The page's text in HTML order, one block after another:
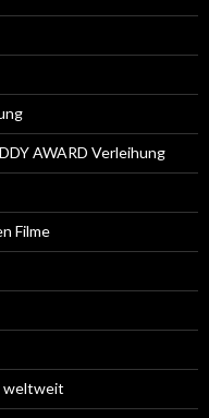
AWARD Verleihung
Filme
weltweit